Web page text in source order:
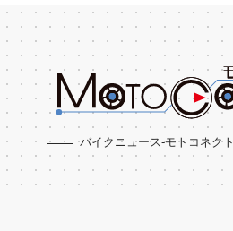
バイクニュース-モトコネクト